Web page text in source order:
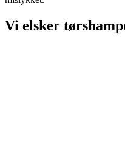
Vi elsker